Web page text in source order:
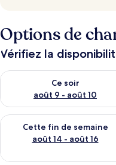
Options de
Vérifiez la
Ce soir
août 9 - août 10
Vérifier la disponibilité
Cette fin de semaine
août 14 - août 16
Vérifier la disponibilité